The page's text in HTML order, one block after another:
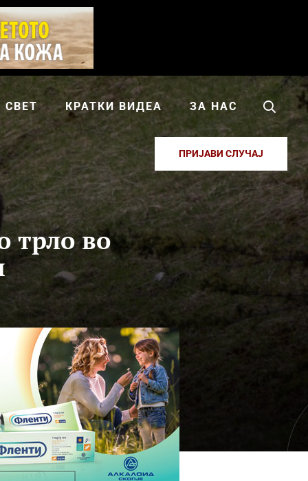
СВЕТ КРАТКИ ВИДЕА ЗА НАС
ПРИЈАВИ СЛУЧАЈ
трло во